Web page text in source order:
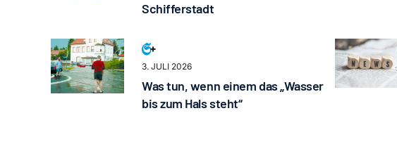
Schifferstadt
3. JULI 2026
Was tun, wenn einem das „Wasser
bis zum Hals steht“